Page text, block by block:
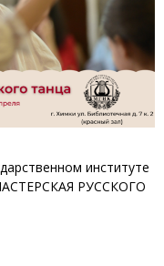
институте
РУССКОГО